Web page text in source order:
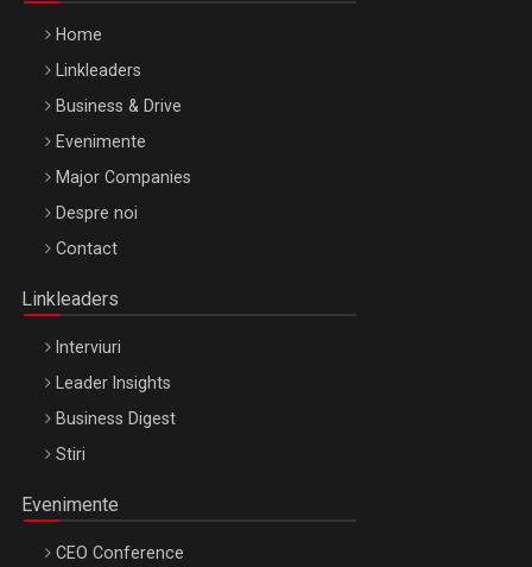
Be Inspired. Make it Happen!, ARTEMIS LETO, ORADEA, 8
Octombrie
Home
Linkleaders
Business & Drive
Evenimente
Major Companies
Despre noi
Contact
Linkleaders
Interviuri
Leader Insights
Business Digest
Stiri
Evenimente
CEO Conference